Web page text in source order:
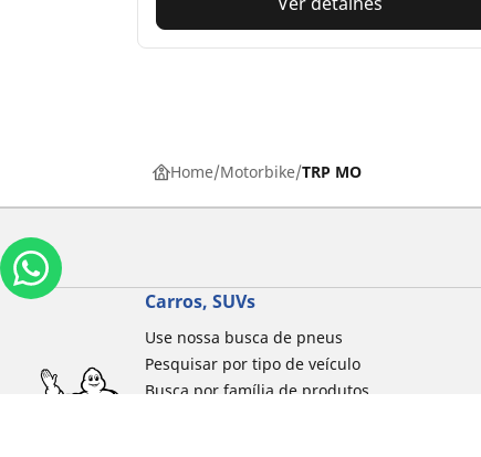
Home Motorbike TRP MO
Carros, SUVs
Use nossa busca de pneus
Pesquisar por tipo de veículo
Busca por família de produtos